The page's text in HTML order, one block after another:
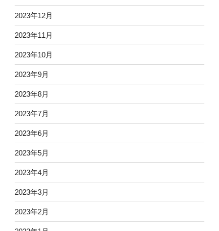
2023年12月
2023年11月
2023年10月
2023年9月
2023年8月
2023年7月
2023年6月
2023年5月
2023年4月
2023年3月
2023年2月